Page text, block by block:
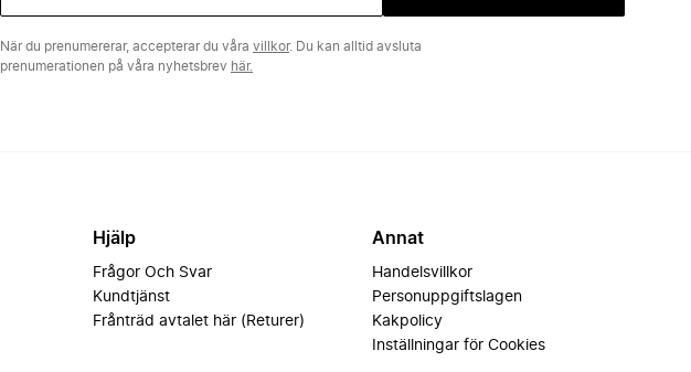
När du prenumererar, accepterar du våra villkor. Du kan alltid avsluta
prenumerationen på våra nyhetsbrev här.
Hjälp
Frågor Och Svar
Kundtjänst
Frånträd avtalet här (Returer)
Annat
Handelsvillkor
Personuppgiftslagen
Kakpolicy
Inställningar för Cookies